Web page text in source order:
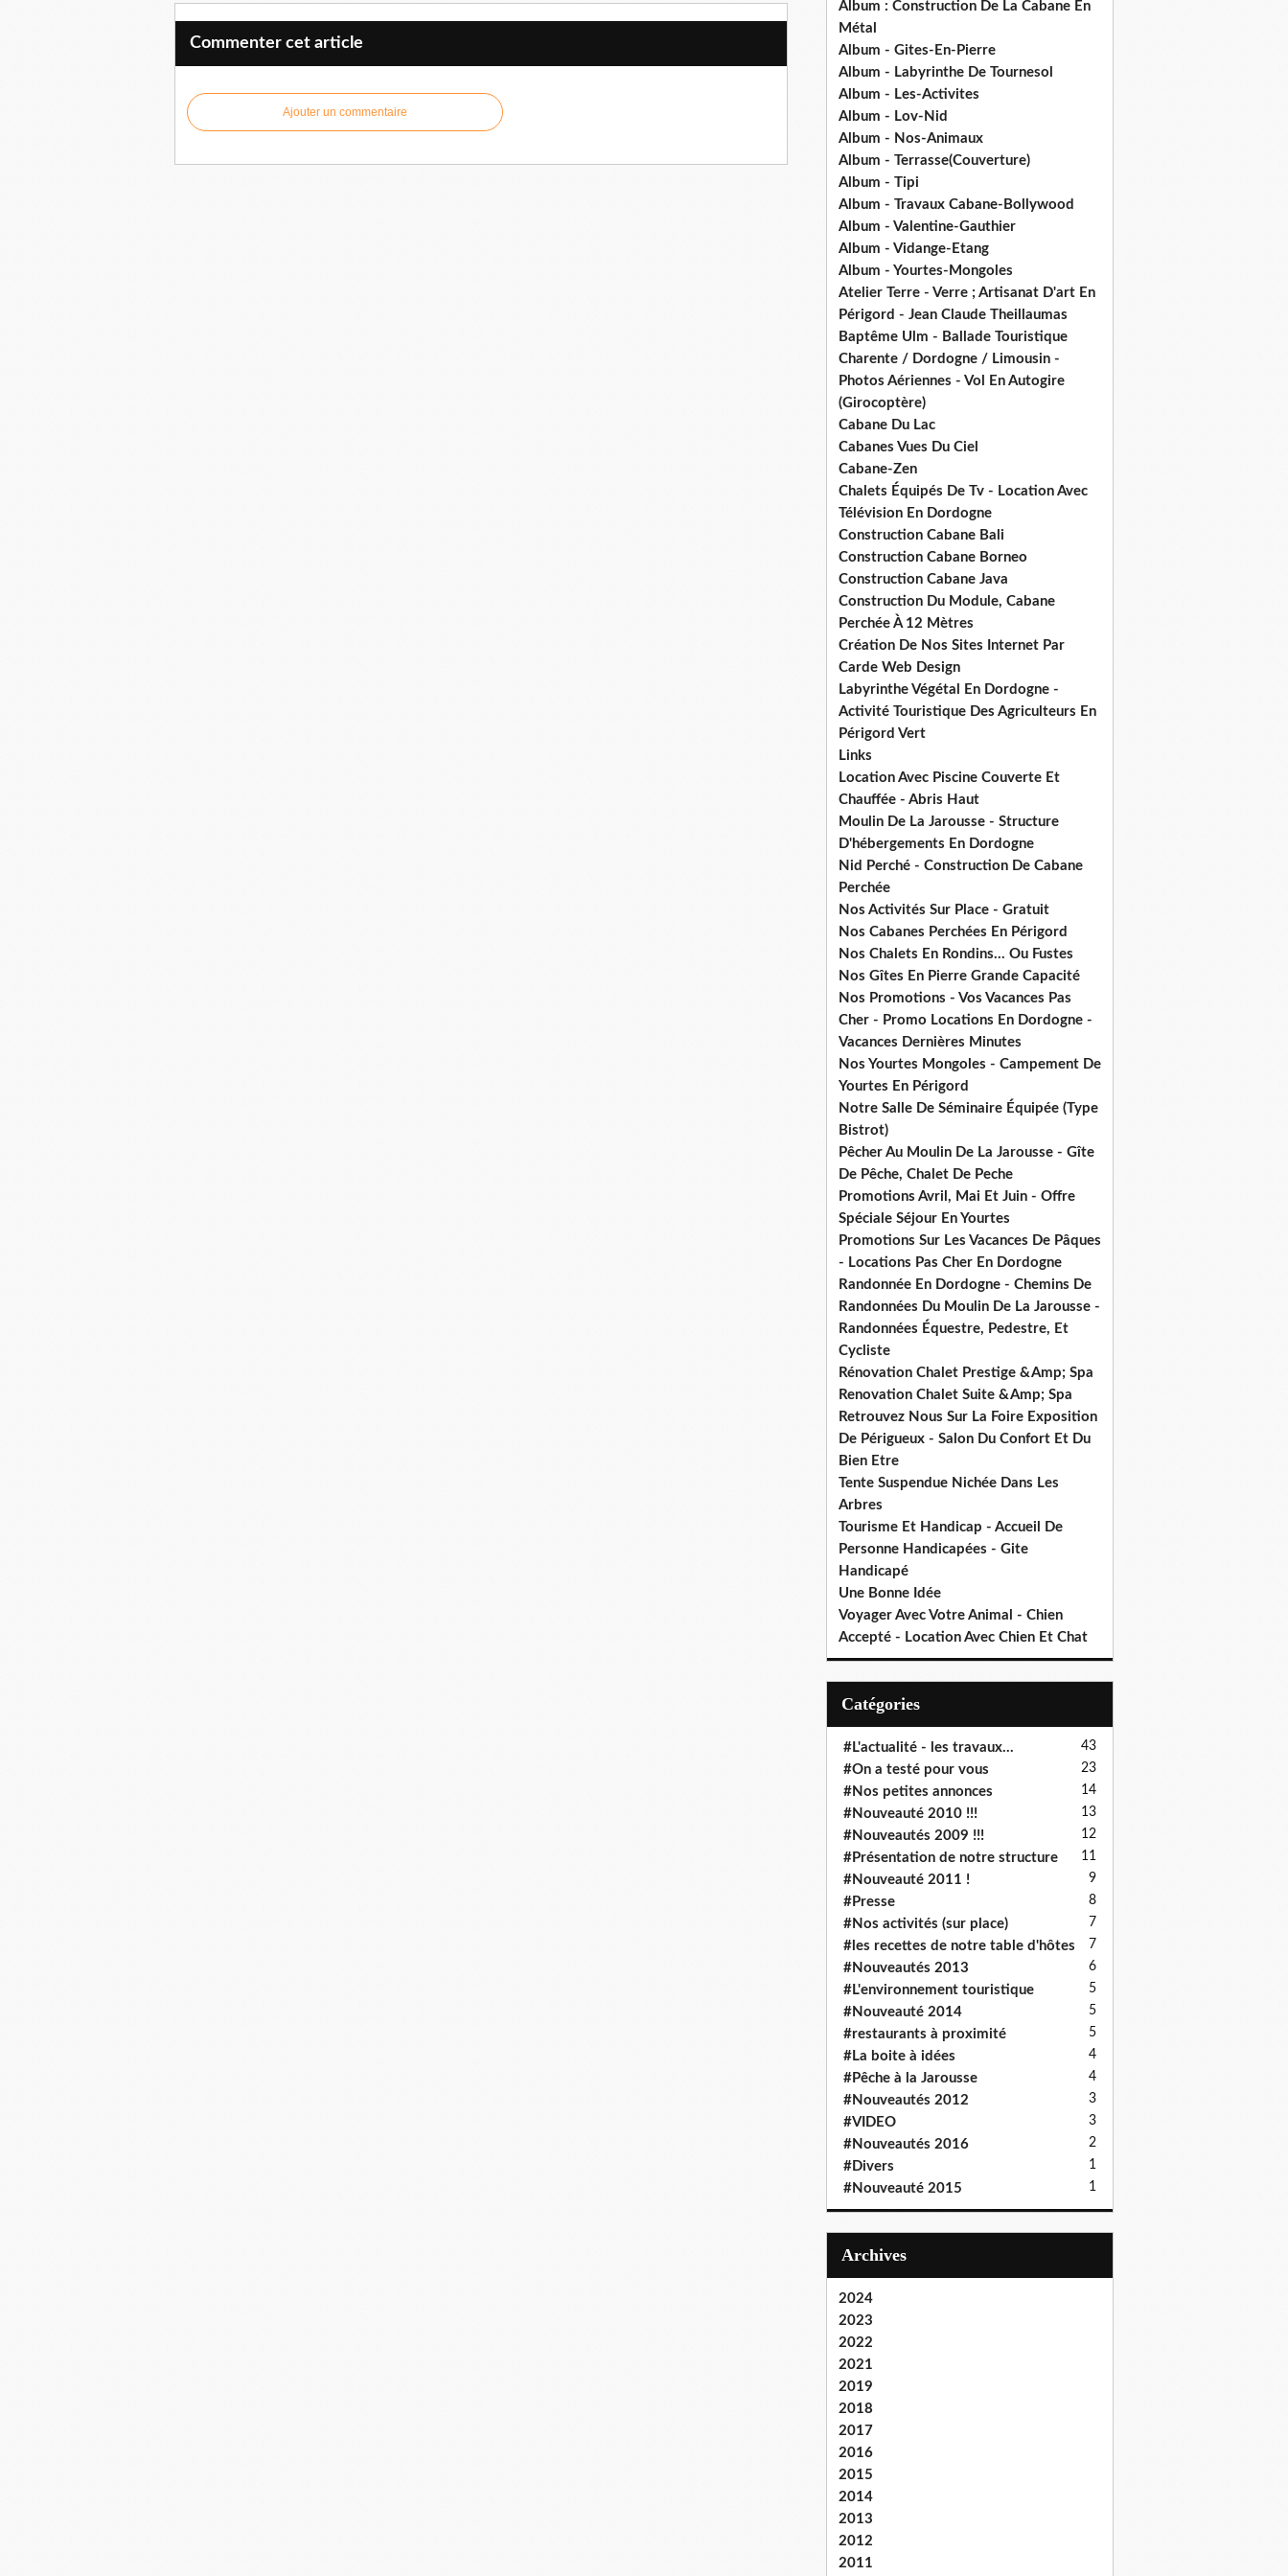
Commenter cet article
Ajouter un commentaire
Album : Construction De La Cabane En
Métal
Album - Gites-En-Pierre
Album - Labyrinthe De Tournesol
Album - Les-Activites
Album - Lov-Nid
Album - Nos-Animaux
Album - Terrasse(Couverture)
Album - Tipi
Album - Travaux Cabane-Bollywood
Album - Valentine-Gauthier
Album - Vidange-Etang
Album - Yourtes-Mongoles
Atelier Terre - Verre ; Artisanat D'art En
Périgord - Jean Claude Theillaumas
Baptême Ulm - Ballade Touristique
Charente / Dordogne / Limousin -
Photos Aériennes - Vol En Autogire
(Girocoptère)
Cabane Du Lac
Cabanes Vues Du Ciel
Cabane-Zen
Chalets Équipés De Tv - Location Avec
Télévision En Dordogne
Construction Cabane Bali
Construction Cabane Borneo
Construction Cabane Java
Construction Du Module, Cabane
Perchée À 12 Mètres
Création De Nos Sites Internet Par
Carde Web Design
Labyrinthe Végétal En Dordogne -
Activité Touristique Des Agriculteurs En
Périgord Vert
Links
Location Avec Piscine Couverte Et
Chauffée - Abris Haut
Moulin De La Jarousse - Structure
D'hébergements En Dordogne
Nid Perché - Construction De Cabane
Perchée
Nos Activités Sur Place - Gratuit
Nos Cabanes Perchées En Périgord
Nos Chalets En Rondins... Ou Fustes
Nos Gîtes En Pierre Grande Capacité
Nos Promotions - Vos Vacances Pas
Cher - Promo Locations En Dordogne -
Vacances Dernières Minutes
Nos Yourtes Mongoles - Campement De
Yourtes En Périgord
Notre Salle De Séminaire Équipée (Type
Bistrot)
Pêcher Au Moulin De La Jarousse - Gîte
De Pêche, Chalet De Peche
Promotions Avril, Mai Et Juin - Offre
Spéciale Séjour En Yourtes
Promotions Sur Les Vacances De Pâques
- Locations Pas Cher En Dordogne
Randonnée En Dordogne - Chemins De
Randonnées Du Moulin De La Jarousse -
Randonnées Équestre, Pedestre, Et
Cycliste
Rénovation Chalet Prestige &Amp; Spa
Renovation Chalet Suite &Amp; Spa
Retrouvez Nous Sur La Foire Exposition
De Périgueux - Salon Du Confort Et Du
Bien Etre
Tente Suspendue Nichée Dans Les
Arbres
Tourisme Et Handicap - Accueil De
Personne Handicapées - Gite
Handicapé
Une Bonne Idée
Voyager Avec Votre Animal - Chien
Accepté - Location Avec Chien Et Chat
Catégories
#L'actualité - les travaux... 43
#On a testé pour vous 23
#Nos petites annonces 14
#Nouveauté 2010 !!! 13
#Nouveautés 2009 !!! 12
#Présentation de notre structure 11
#Nouveauté 2011 ! 9
#Presse 8
#Nos activités (sur place) 7
#les recettes de notre table d'hôtes 7
#Nouveautés 2013 6
#L'environnement touristique 5
#Nouveauté 2014 5
#restaurants à proximité 5
#La boite à idées 4
#Pêche à la Jarousse 4
#Nouveautés 2012 3
#VIDEO 3
#Nouveautés 2016 2
#Divers 1
#Nouveauté 2015 1
Archives
2024
2023
2022
2021
2019
2018
2017
2016
2015
2014
2013
2012
2011